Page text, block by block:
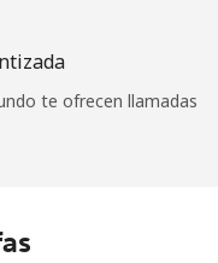
te ofrecen llamadas